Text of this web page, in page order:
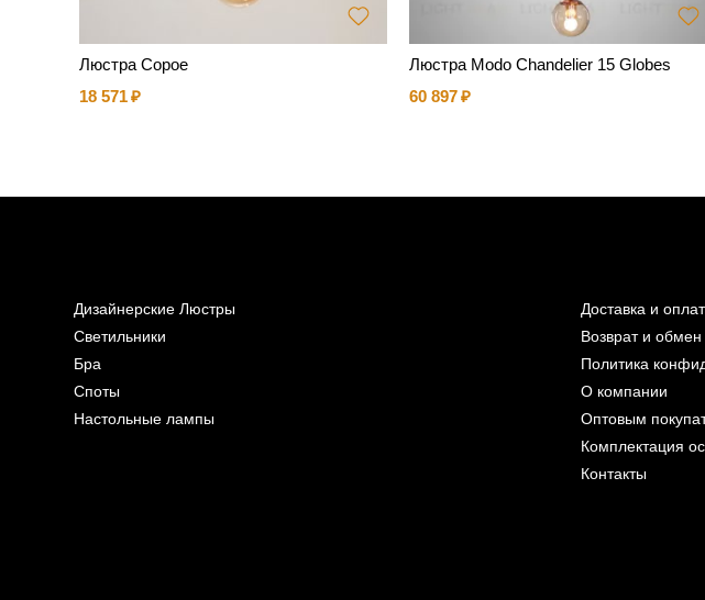
Люстра Copoe
18 571
Люстра Modo Chandelier 15 Globes
60 897
Дизайнерские Люстры
Светильники
Бра
Споты
Настольные лампы
Доставка и
Возврат и обмен
Политика
О компании
Оптовым
Комплектация
Контакты